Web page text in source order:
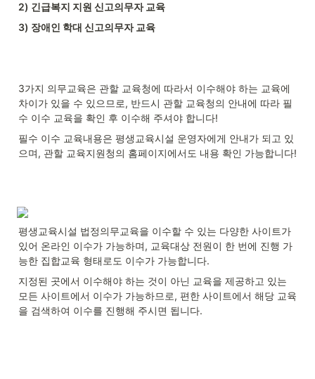
2) 긴급복지 지원 신고의무자 교육
3) 장애인 학대 신고의무자 교육
3가지 의무교육은 관할 교육청에 따라서 이수해야 하는 교육에
차이가 있을 수 있으므로, 반드시 관할 교육청의 안내에 따라 필
수 이수 교육을 확인 후 이수해 주셔야 합니다!
필수 이수 교육내용은 평생교육시설 운영자에게 안내가 되고 있
으며, 관할 교육지원청의 홈페이지에서도 내용 확인 가능합니다!
평생교육시설 법정의무교육을 이수할 수 있는 다양한 사이트가
있어 온라인 이수가 가능하며, 교육대상 전원이 한 번에 진행 가
능한 집합교육 형태로도 이수가 가능합니다.
지정된 곳에서 이수해야 하는 것이 아닌 교육을 제공하고 있는
모든 사이트에서 이수가 가능하므로, 편한 사이트에서 해당 교육
을 검색하여 이수를 진행해 주시면 됩니다.